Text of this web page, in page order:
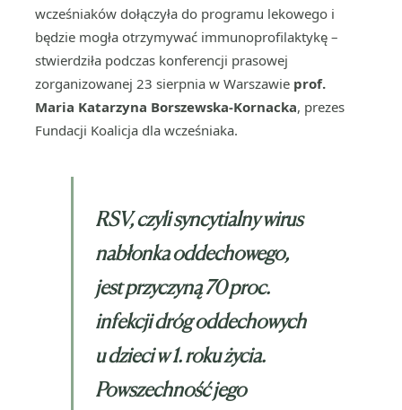
wcześniaków dołączyła do programu lekowego i
będzie mogła otrzymywać immunoprofilaktykę –
stwierdziła podczas konferencji prasowej
zorganizowanej 23 sierpnia w Warszawie prof.
Maria Katarzyna Borszewska-Kornacka, prezes
Fundacji Koalicja dla wcześniaka.
RSV, czyli syncytialny wirus
nabłonka oddechowego,
jest przyczyną 70 proc.
infekcji dróg oddechowych
u dzieci w 1. roku życia.
Powszechność jego